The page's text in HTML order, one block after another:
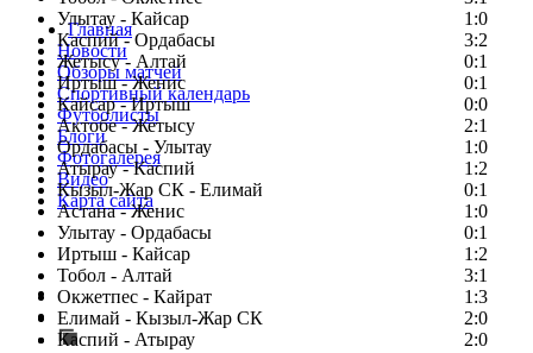
Улытау - Кайсар
1:0
Каспий - Ордабасы
3:2
Жетысу - Алтай
0:1
Иртыш - Женис
0:1
Кайсар - Иртыш
0:0
Актобе - Жетысу
2:1
Ордабасы - Улытау
1:0
Атырау - Каспий
1:2
Кызыл-Жар СК - Елимай
0:1
Астана - Женис
1:0
Улытау - Ордабасы
0:1
Иртыш - Кайсар
1:2
Тобол - Алтай
3:1
Окжетпес - Кайрат
1:3
Елимай - Кызыл-Жар СК
2:0
Каспий - Атырау
2:0
Главная
Новости
Обзоры матчей
Спортивный календарь
Футболисты
Блоги
Фотогалерея
Видео
Карта сайта
Есть идея?
Сообщить о мероприятии
Перейти на старый сайт